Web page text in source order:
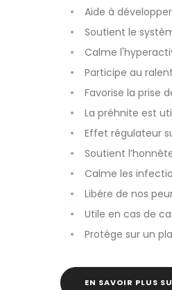
Aide à
Soutient le
Calme
Participe au
Favorise la prise
La préhnite est
Effet régulateur
Soutient
Calme les
Libére de nos
Utile en cas de
Protège sur un
EN SAVOIR PLUS